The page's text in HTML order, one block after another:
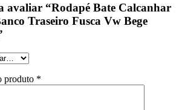
avaliar “Rodapé Bate Calcanhar
Traseiro Fusca Vw Bege
produto *